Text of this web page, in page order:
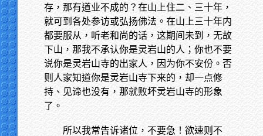
存，那有道业不成的？在山上住二、三十年，
就可到各处参访或弘扬佛法。在山上三十年内
都要服从，听老和尚的话，这期间未到，无故
下山，那我不承认你是灵岩山的人；你也不要
说你是灵岩山寺的出家人，因为你不安份。否
则人家知道你是灵岩山寺下来的，却一点修
持、见谛也没有，那就败坏灵岩山寺的形象
了。
所以我常告诉诸位，不要急！欲速则不